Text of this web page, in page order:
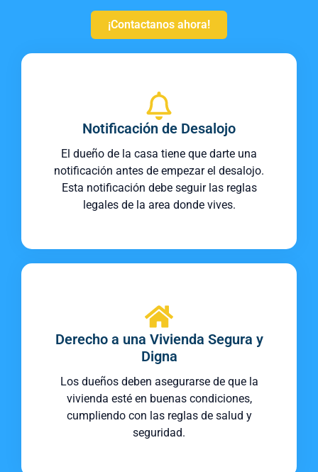
¡Contactanos ahora!
Notificación de Desalojo
El dueño de la casa tiene que darte una
notificación antes de empezar el desalojo.
Esta notificación debe seguir las reglas
legales de la area donde vives.
Derecho a una Vivienda Segura y
Digna
Los dueños deben asegurarse de que la
vivienda esté en buenas condiciones,
cumpliendo con las reglas de salud y
seguridad.